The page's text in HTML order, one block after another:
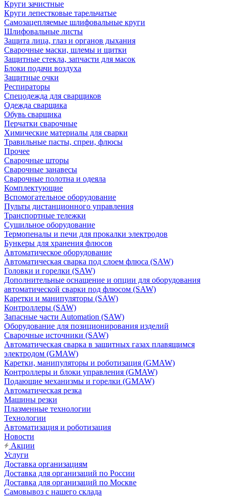
Круги зачистные
Круги лепестковые тарельчатые
Самозацепляемые шлифовальные круги
Шлифовальные листы
Защита лица, глаз и органов дыхания
Сварочные маски, шлемы и щитки
Защитные стекла, запчасти для масок
Блоки подачи воздуха
Защитные очки
Респираторы
Спецодежда для сварщиков
Одежда сварщика
Обувь сварщика
Перчатки сварочные
Химические материалы для сварки
Травильные пасты, спреи, флюсы
Прочее
Сварочные шторы
Сварочные занавесы
Сварочные полотна и одеяла
Комплектующие
Вспомогательное оборудование
Пульты дистанционного управления
Транспортные тележки
Сушильное оборудование
Термопеналы и печи для прокалки электродов
Бункеры для хранения флюсов
Автоматическое оборудование
Автоматическая сварка под слоем флюса (SAW)
Головки и горелки (SAW)
Дополнительные оснащение и опции для оборудования
автоматической сварки под флюсом (SAW)
Каретки и манипуляторы (SAW)
Контроллеры (SAW)
Запасные части Automation (SAW)
Оборудование для позиционирования изделий
Сварочные источники (SAW)
Автоматическая сварка в защитных газах плавящимся
электродом (GMAW)
Каретки, манипуляторы и роботизация (GMAW)
Контроллеры и блоки управления (GMAW)
Подающие механизмы и горелки (GMAW)
Автоматическая резка
Машины резки
Плазменные технологии
Технологии
Автоматизация и роботизация
Новости
Акции
Услуги
Доставка организациям
Доставка для организаций по России
Доставка для организаций по Москве
Самовывоз с нашего склада